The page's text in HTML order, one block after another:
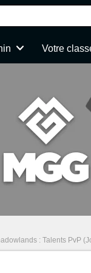
Votre
: Talents PvP (JcJ) et